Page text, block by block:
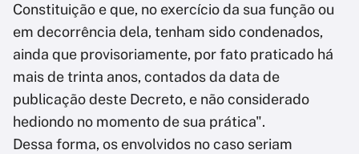
Constituição e que, no exercício da sua função ou
em decorrência dela, tenham sido condenados,
ainda que provisoriamente, por fato praticado há
mais de trinta anos, contados da data de
publicação deste Decreto, e não considerado
hediondo no momento de sua prática".
Dessa forma, os envolvidos no caso seriam